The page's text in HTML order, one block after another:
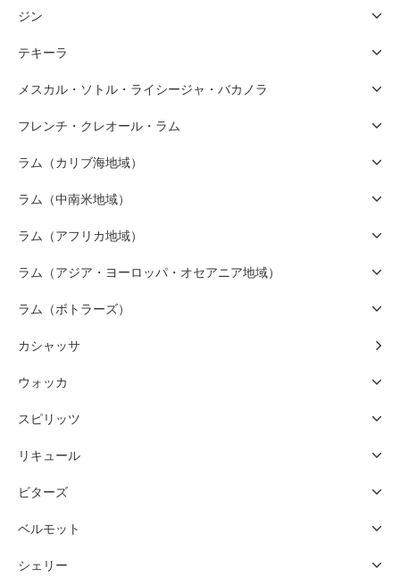
ジン
テキーラ
メスカル・ソトル・ライシージャ・バカノラ
フレンチ・クレオール・ラム
ラム（カリブ海地域）
ラム（中南米地域）
ラム（アフリカ地域）
ラム（アジア・ヨーロッパ・オセアニア地域）
ラム（ボトラーズ）
カシャッサ
ウォッカ
スピリッツ
リキュール
ビターズ
ベルモット
シェリー